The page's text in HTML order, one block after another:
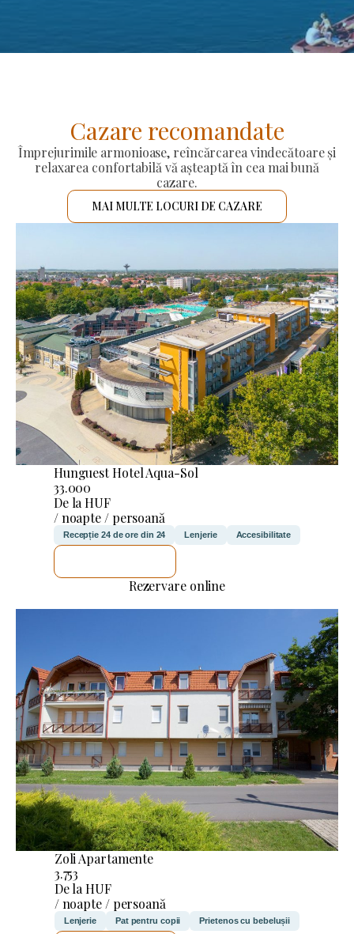
Cazare recomandate
Împrejurimile armonioase, reîncărcarea vindecătoare și
relaxarea confortabilă vă așteaptă în cea mai bună
cazare.
MAI MULTE LOCURI DE CAZARE
Hunguest Hotel Aqua-Sol
33.000
De la HUF
/ noapte / persoană
Recepție 24 de ore din 24 Lenjerie Accesibilitate
Rezervare online
Zoli Apartamente
3.753
De la HUF
/ noapte / persoană
Lenjerie Pat pentru copii Prietenos cu bebelușii